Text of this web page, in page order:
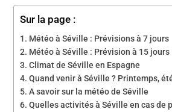
Sur la page :
Météo à Séville : Prévisions à 7 jours
Météo à Séville : Prévision à 15 jours
Climat de Séville en Espagne
Quand venir à Séville ? Printemps,
A savoir sur la météo de Séville
Quelles activités à Séville en cas de